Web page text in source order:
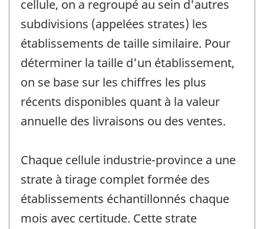
cellule, on a regroupé au sein d'autres
subdivisions (appelées strates) les
établissements de taille similaire. Pour
déterminer la taille d'un établissement,
on se base sur les chiffres les plus
récents disponibles quant à la valeur
annuelle des livraisons ou des ventes.
Chaque cellule industrie-province a une
strate à tirage complet formée des
établissements échantillonnés chaque
mois avec certitude. Cette strate